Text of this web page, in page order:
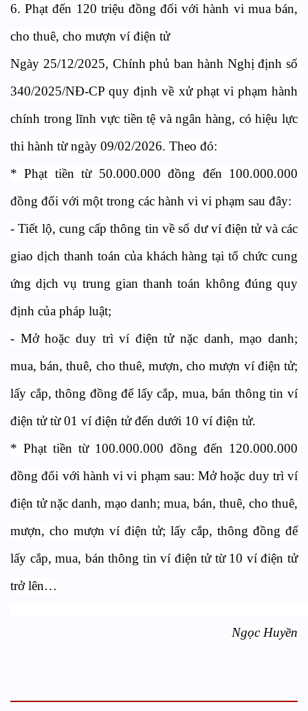
6. Phạt đến 120 triệu đồng đối với hành vi mua bán,
cho thuê, cho mượn ví điện tử
Ngày 25/12/2025, Chính phủ ban hành Nghị định số
340/2025/NĐ-CP quy định về xử phạt vi phạm hành
chính trong lĩnh vực tiền tệ và ngân hàng, có hiệu lực
thi hành từ ngày 09/02/2026. Theo đó:
* Phạt tiền từ 50.000.000 đồng đến 100.000.000
đồng đối với một trong các hành vi vi phạm sau đây:
- Tiết lộ, cung cấp thông tin về số dư ví điện tử và các
giao dịch thanh toán của khách hàng tại tổ chức cung
ứng dịch vụ trung gian thanh toán không đúng quy
định của pháp luật;
- Mở hoặc duy trì ví điện tử nặc danh, mạo danh;
mua, bán, thuê, cho thuê, mượn, cho mượn ví điện tử;
lấy cắp, thông đồng để lấy cắp, mua, bán thông tin ví
điện tử từ 01 ví điện tử đến dưới 10 ví điện tử.
* Phạt tiền từ 100.000.000 đồng đến 120.000.000
đồng đối với hành vi vi phạm sau: Mở hoặc duy trì ví
điện tử nặc danh, mạo danh; mua, bán, thuê, cho thuê,
mượn, cho mượn ví điện tử; lấy cắp, thông đồng để
lấy cắp, mua, bán thông tin ví điện tử từ 10 ví điện tử
trở lên…
Ngọc Huyền